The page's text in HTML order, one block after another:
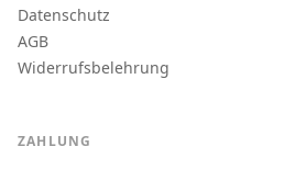
Datenschutz
AGB
Widerrufsbelehrung
ZAHLUNG